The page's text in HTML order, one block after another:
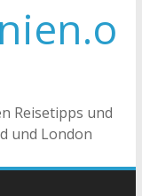
Reisetipps und
und London